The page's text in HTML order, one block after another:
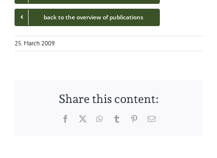
back to the overview of publications
25. March 2009
Share this content:
Facebook
Twitter WhatsApp
Tumblr PinterestEmail